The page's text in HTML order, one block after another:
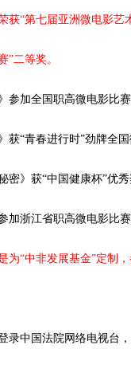
获“第七届亚洲微电影艺
”二等奖。
参加全国职高微电影比赛
获“青春进行时”劲牌全
密》获“中国健康杯”优秀
加浙江省职高微电影比赛
为“中非发展基金”定制
录中国法院网络电视台